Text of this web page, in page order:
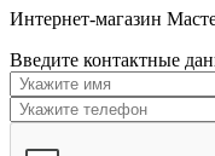
Интернет-магазин
Введите контактные